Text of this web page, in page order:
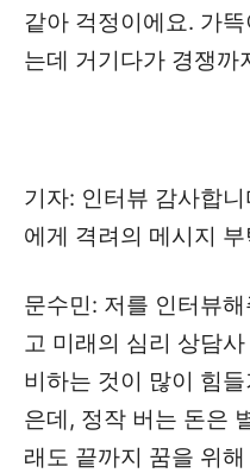
같아 걱정이에요. 가
는데 거기다가 경쟁까
기자: 인터뷰 감사합
에게 격려의 메시지
문수민: 저를 인터뷰
고 미래의 심리 상담
비하는 것이 많이 힘
은데, 정작 버는 돈은
래도 끝까지 꿈을 위